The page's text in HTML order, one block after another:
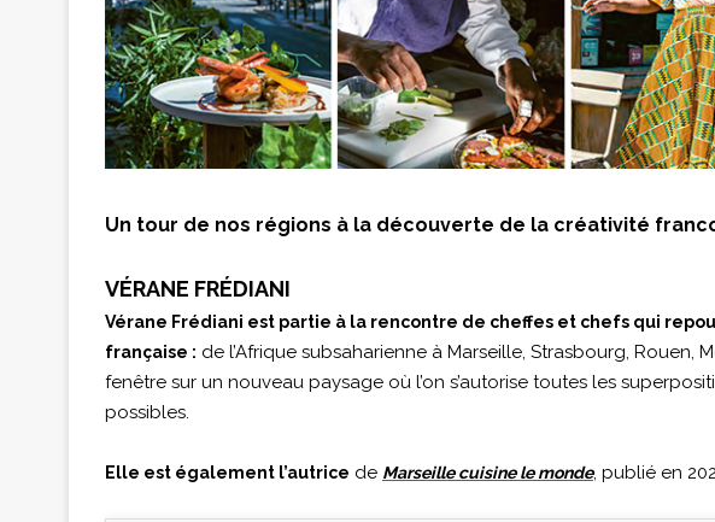
Un tour de nos régions à la découverte de la créativité
VÉRANE FRÉDIANI
Vérane Frédiani est partie à la rencontre de cheffes et chefs qui
française : de l’Afrique subsaharienne à Marseille, Strasbourg, Rouen,
fenêtre sur un nouveau paysage où l’on s’autorise toutes les
possibles.
Elle est également l’autrice de Marseille cuisine le monde, publié en